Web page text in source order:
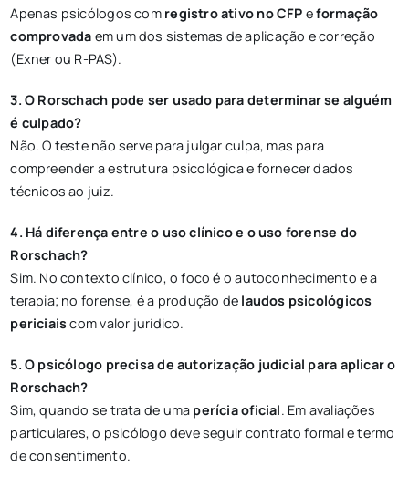
Apenas psicólogos com registro ativo no CFP eformação
comprovada em um dos sistemas de aplicação e correção
(Exner ou R-PAS).
3. O Rorschach pode ser usado para determinar se alguém
é culpado?
Não. O teste não serve para julgar culpa, mas para
compreender a estrutura psicológica e fornecer dados
técnicos ao juiz.
4. Há diferença entre o uso clínico e o uso forense do
Rorschach?
Sim. No contexto clínico, o foco é o autoconhecimento e a
terapia; no forense, é a produção de laudos psicológicos
periciaiscom valor jurídico.
5. O psicólogo precisa de autorização judicial para aplicar o
Rorschach?
Sim, quando se trata de uma perícia oficial. Em avaliações
particulares, o psicólogo deve seguir contrato formal e termo
de consentimento.